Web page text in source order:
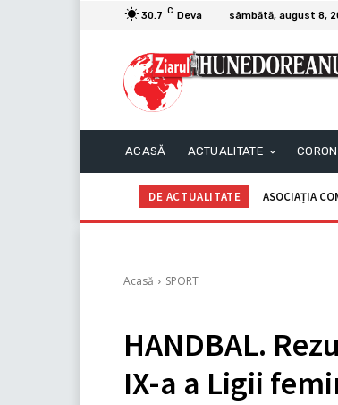
30.7 C Deva sâmbătă, august 8,
ACASĂ ACTUALITATE
DE ACTUALITATE ASOCIAȚIA
C.I.I.
Acasă SPORT
HANDBAL.
IX-a a Ligii